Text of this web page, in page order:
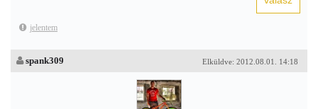
jelentem
Elküldve: 2012.08.01. 14:18
spank309